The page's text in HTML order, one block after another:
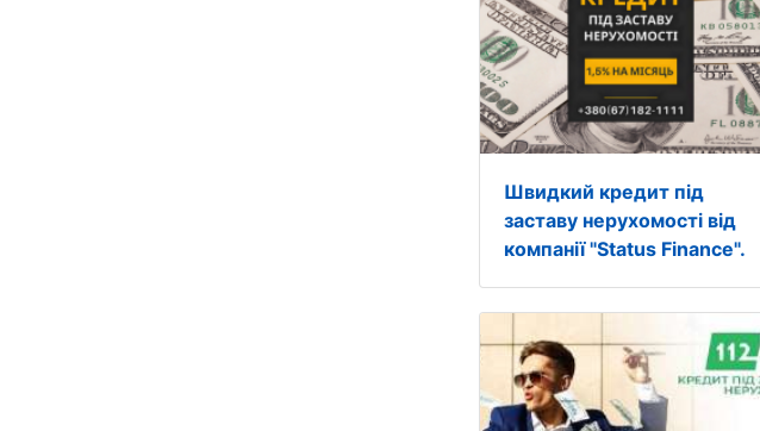
Швидкий кредит під
заставу нерухомості від
компанії "Status Finance".